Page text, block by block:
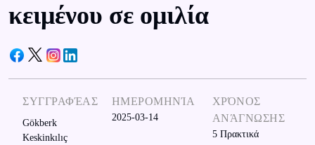
κειμένου σε ομιλία
ΣΥΓΓΡΑΦΈΑΣ
Gökberk
Keskinkılıç
ΗΜΕΡΟΜΗΝΊΑ
2025-03-14
ΧΡΌΝΟΣ
ΑΝΆΓΝΩΣΗΣ
5 Πρακτικά